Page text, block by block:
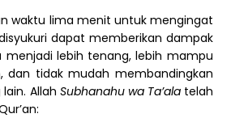
waktu lima menit untuk mengingat
dapat memberikan dampak
menjadi lebih tenang, lebih mampu
dan tidak mudah membandingkan
Allah Subhanahu wa Ta’alatelah